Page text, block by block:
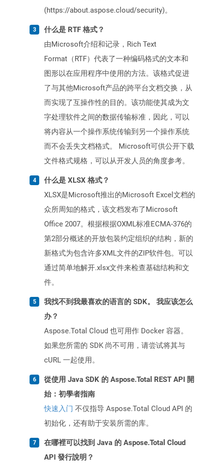
(https://about.aspose.cloud/security)。
什么是 RTF 格式？
由Microsoft介绍和记录，Rich Text
Format（RTF）代表了一种编码格式的文本和
图形以在应用程序中使用的方法。该格式促进
了与其他Microsoft产品的跨平台文档交换，从
而实现了互操作性的目的。该功能使其成为文
字处理软件之间的数据传输标准，因此，可以
将内容从一个操作系统传输到另一个操作系统
而不会丢失文档格式。 Microsoft可供公开下载
文件格式规格，可以从开发人员的角度参考。
什么是 XLSX 格式？
XLSX是Microsoft推出的Microsoft Excel文档的
众所周知的格式，该文档发布了Microsoft
Office 2007。根据根据OXML标准ECMA-376的
第2部分概述的开放包装约定组织的结构，新的
新格式为包含许多XML文件的ZIP软件包。可以
通过简单地解开.xlsx文件来检查基础结构和文
件。
我找不到我最喜欢的语言的 SDK。 我应该怎么
办？
Aspose.Total Cloud 也可用作 Docker 容器。
如果您所需的 SDK 尚不可用，请尝试将其与
cURL 一起使用。
從使用 Java SDK 的 Aspose.Total REST API 開
始：初學者指南
快速入门 不仅指导 Aspose.Total Cloud API 的
初始化，还有助于安装所需的库。
在哪裡可以找到 Java 的 Aspose.Total Cloud
API 發行說明？